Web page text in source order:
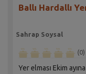
Ballı Hardallı
Sahrap Soysal
(0)
Yer elması Ekim